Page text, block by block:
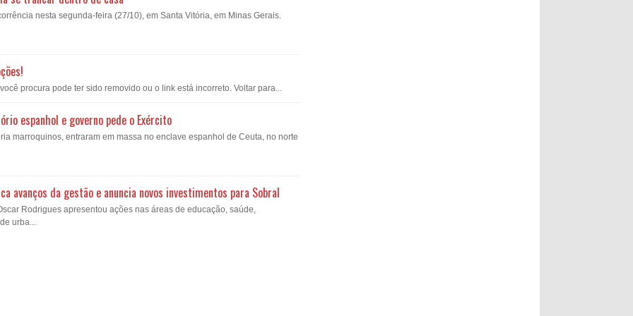
nesta segunda-feira (27/10), em Santa Vitória, em Minas Gerais.
procura pode ter sido removido ou o link está incorreto. Voltar para...
espanhol e governo pede o Exército
marroquinos, entraram em massa no enclave espanhol de Ceuta, no norte
avanços da gestão e anuncia novos investimentos para Sobral
Rodrigues apresentou ações nas áreas de educação, saúde,
urba...